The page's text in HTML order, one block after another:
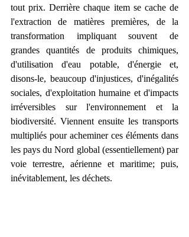
tout prix. Derrière chaque item se cache de
l'extraction de matières premières, de la
transformation impliquant souvent de
grandes quantités de produits chimiques,
d'utilisation d'eau potable, d'énergie et,
disons-le, beaucoup d'injustices, d'inégalités
sociales, d'exploitation humaine et d'impacts
irréversibles sur l'environnement et la
biodiversité. Viennent ensuite les transports
multipliés pour acheminer ces éléments dans
les pays du Nord global (essentiellement) par
voie terrestre, aérienne et maritime; puis,
inévitablement, les déchets.